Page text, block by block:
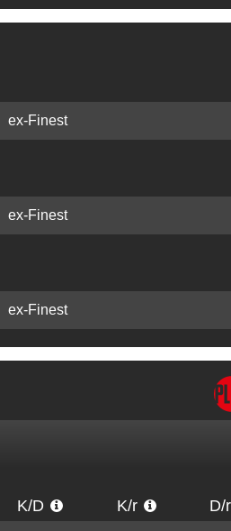
ex-Finest
ex-Finest
ex-Finest
K/D K/r